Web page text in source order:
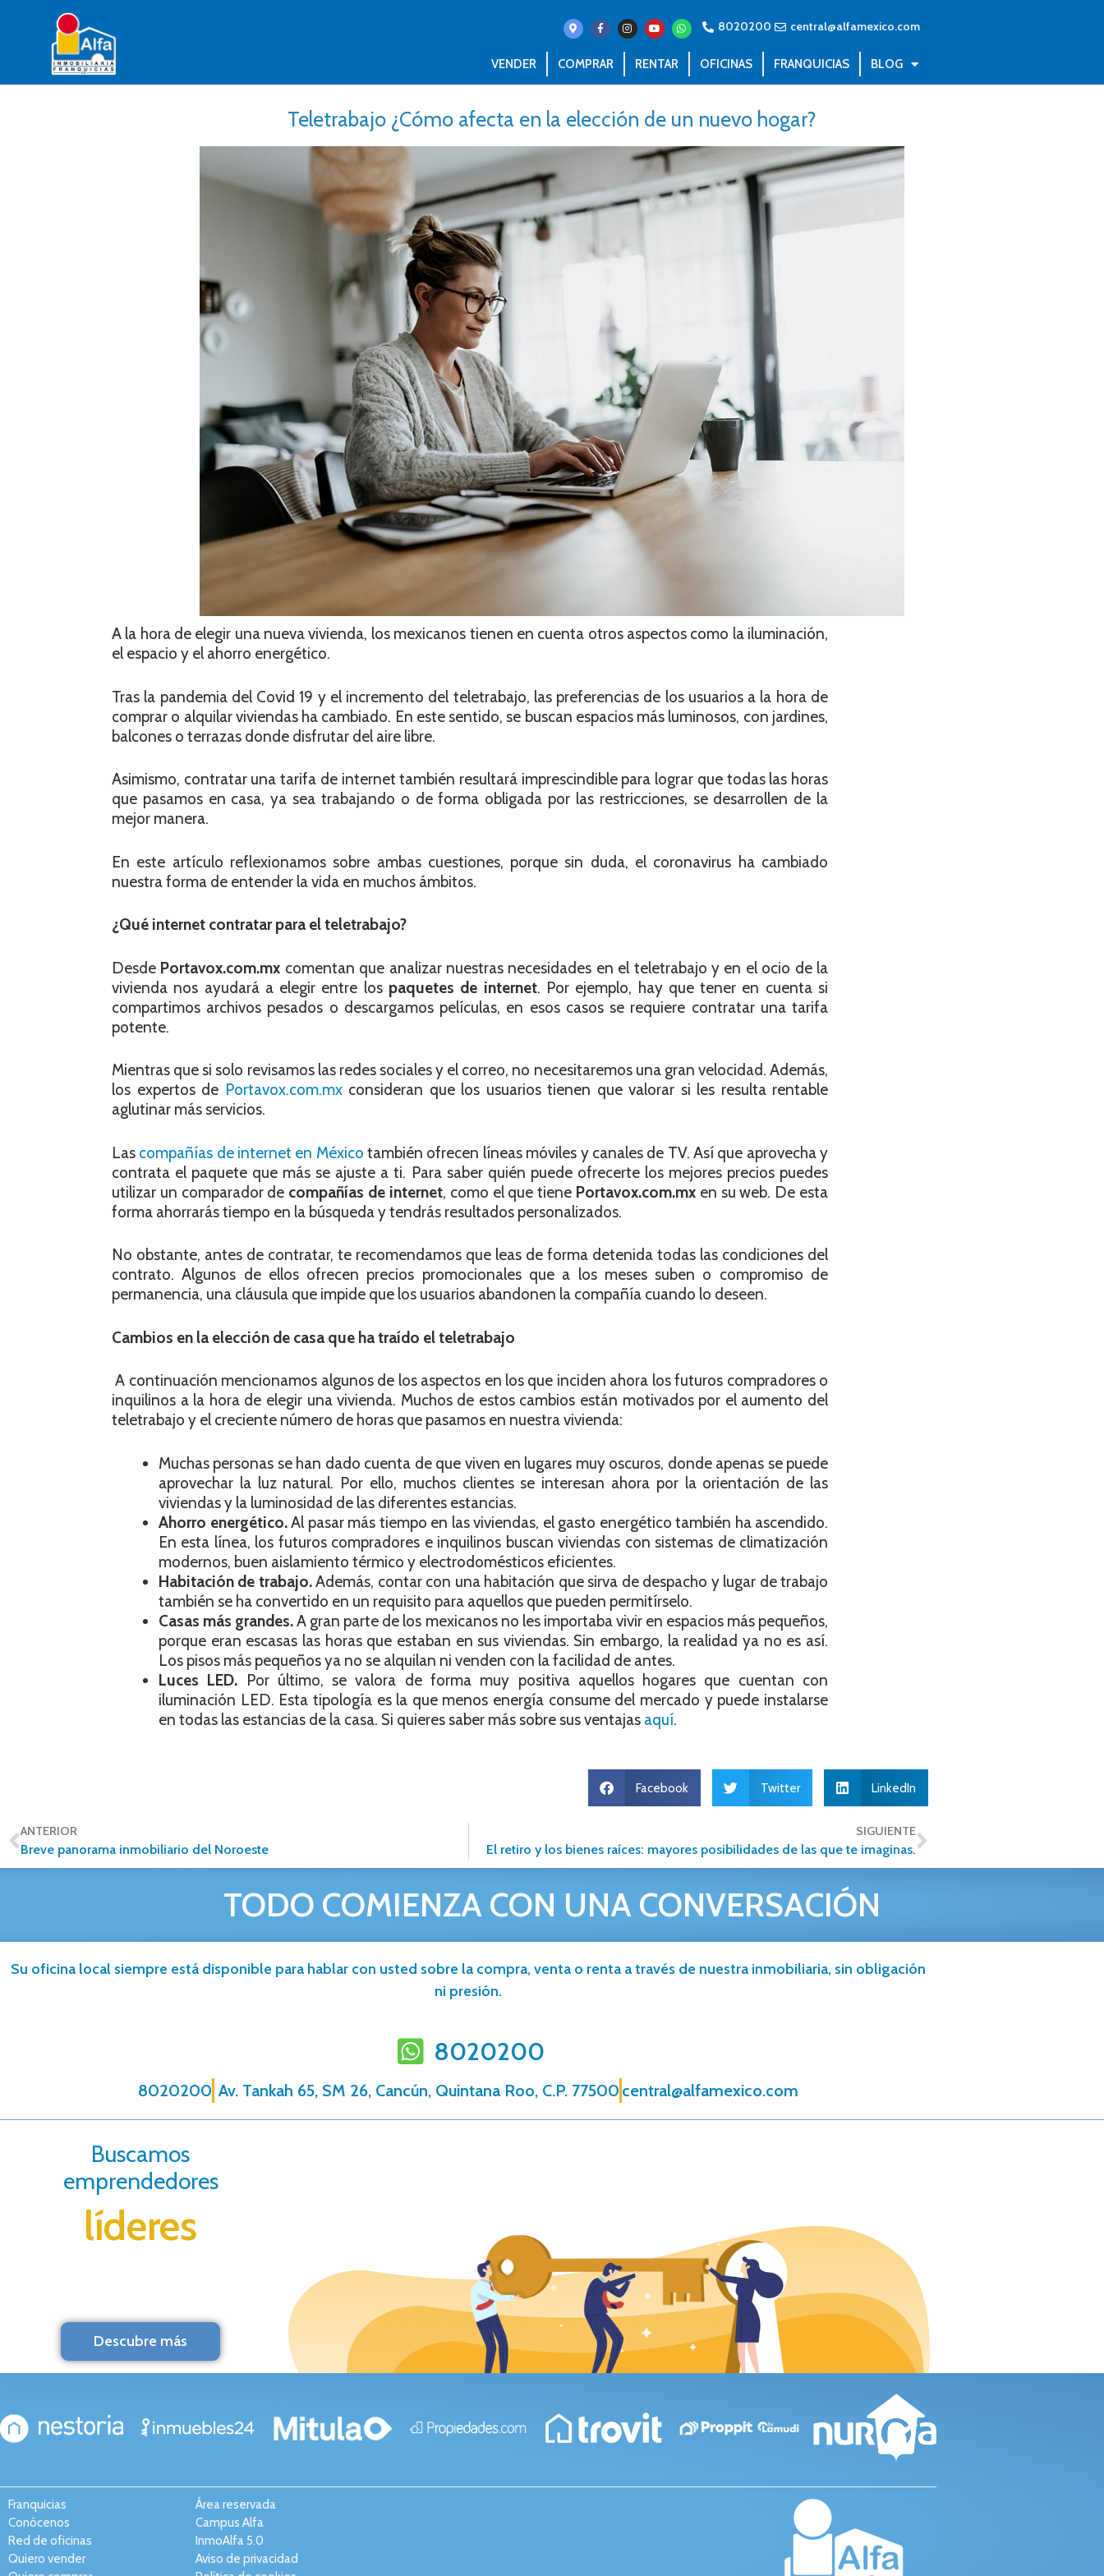
8020200 central@alfamexico.com
VENDER COMPRAR RENTAR OFICINAS FRANQUICIAS BLOG
Teletrabajo ¿Cómo afecta en la elección de un nuevo hogar?
A la hora de elegir una nueva vivienda, los mexicanos tienen en cuenta otros aspectos como la iluminación,
el espacio y el ahorro energético.
Tras la pandemia del Covid 19 y el incremento del teletrabajo, las preferencias de los usuarios a la hora de
comprar o alquilar viviendas ha cambiado. En este sentido, se buscan espacios más luminosos, con jardines,
balcones o terrazas donde disfrutar del aire libre.
Asimismo, contratar una tarifa de internet también resultará imprescindible para lograr que todas las horas
que pasamos en casa, ya sea trabajando o de forma obligada por las restricciones, se desarrollen de la
mejor manera.
En este artículo reflexionamos sobre ambas cuestiones, porque sin duda, el coronavirus ha cambiado
nuestra forma de entender la vida en muchos ámbitos.
¿Qué internet contratar para el teletrabajo?
Desde Portavox.com.mx comentan que analizar nuestras necesidades en el teletrabajo y en el ocio de la
vivienda nos ayudará a elegir entre los paquetes de internet. Por ejemplo, hay que tener en cuenta si
compartimos archivos pesados o descargamos películas, en esos casos se requiere contratar una tarifa
potente.
Mientras que si solo revisamos las redes sociales y el correo, no necesitaremos una gran velocidad. Además,
los expertos de Portavox.com.mx consideran que los usuarios tienen que valorar si les resulta rentable
aglutinar más servicios.
Las compañías de internet en México también ofrecen líneas móviles y canales de TV. Así que aprovecha y
contrata el paquete que más se ajuste a ti. Para saber quién puede ofrecerte los mejores precios puedes
utilizar un comparador de compañías de internet, como el que tiene Portavox.com.mxen su web. De esta
forma ahorrarás tiempo en la búsqueda y tendrás resultados personalizados.
No obstante, antes de contratar, te recomendamos que leas de forma detenida todas las condiciones del
contrato. Algunos de ellos ofrecen precios promocionales que a los meses suben o compromiso de
permanencia, una cláusula que impide que los usuarios abandonen la compañía cuando lo deseen.
Cambios en la elección de casa que ha traído el teletrabajo
A continuación mencionamos algunos de los aspectos en los que inciden ahora los futuros compradores o
inquilinos a la hora de elegir una vivienda. Muchos de estos cambios están motivados por el aumento del
teletrabajo y el creciente número de horas que pasamos en nuestra vivienda:
Muchas personas se han dado cuenta de que viven en lugares muy oscuros, donde apenas se puede
aprovechar la luz natural. Por ello, muchos clientes se interesan ahora por la orientación de las
viviendas y la luminosidad de las diferentes estancias.
Ahorro energético.Al pasar más tiempo en las viviendas, el gasto energético también ha ascendido.
En esta línea, los futuros compradores e inquilinos buscan viviendas con sistemas de climatización
modernos, buen aislamiento térmico y electrodomésticos eficientes.
Habitación de trabajo.Además, contar con una habitación que sirva de despacho y lugar de trabajo
también se ha convertido en un requisito para aquellos que pueden permitírselo.
Casas más grandes.A gran parte de los mexicanos no les importaba vivir en espacios más pequeños,
porque eran escasas las horas que estaban en sus viviendas. Sin embargo, la realidad ya no es así.
Los pisos más pequeños ya no se alquilan ni venden con la facilidad de antes.
Luces LED. Por último, se valora de forma muy positiva aquellos hogares que cuentan con
iluminación LED. Esta tipología es la que menos energía consume del mercado y puede instalarse
en todas las estancias de la casa. Si quieres saber más sobre sus ventajas aquí.
Facebook Twitter LinkedIn
ANTERIOR
Breve panorama inmobiliario del Noroeste
SIGUIENTE
El retiro y los bienes raíces: mayores posibilidades de las que te imaginas.
TODO COMIENZA CON UNA CONVERSACIÓN
Su oficina local siempre está disponible para hablar con usted sobre la compra, venta o renta a través de nuestra inmobiliaria, sin obligación
ni presión.
8020200
8020200 Av. Tankah 65, SM 26, Cancún, Quintana Roo, C.P. 77500 central@alfamexico.com
Buscamos
emprendedores
líderes
Descubre más
Franquicias
Conócenos
Red de oficinas
Quiero vender
Área reservada
Campus Alfa
InmoAlfa 5.0
Aviso de privacidad